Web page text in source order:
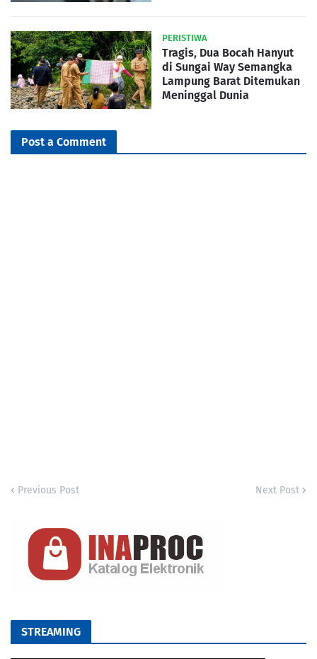
PERISTIWA
Tragis, Dua Bocah Hanyut
di Sungai Way Semangka
Lampung Barat Ditemukan
Meninggal Dunia
Post a Comment
Previous Post Next Post
STREAMING